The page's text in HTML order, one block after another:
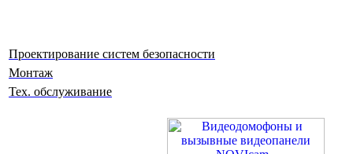
Проектирование систем безопасности
Монтаж
Тех. обслуживание